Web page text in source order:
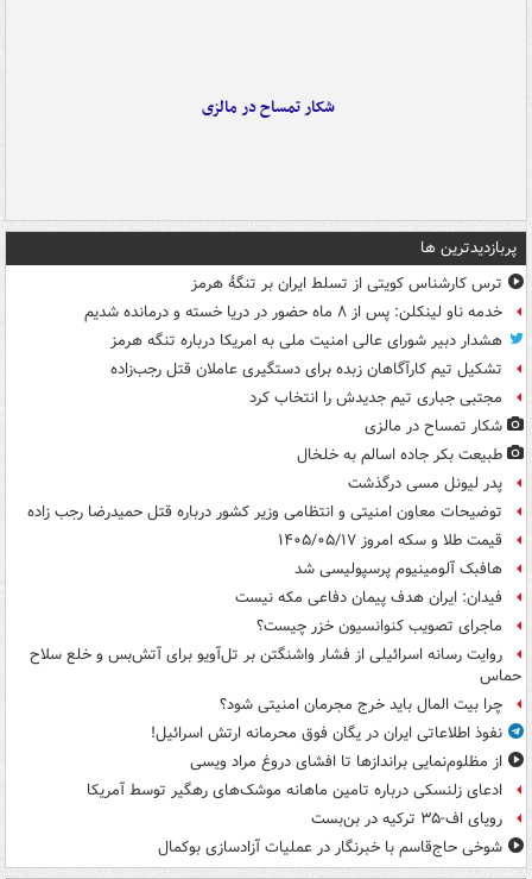
شکار تمساح در مالزی
پربازدیدترین ها
ترس کارشناس کویتی از تسلط ایران بر تنگۀ هرمز
خدمه ناو لینکلن: پس از ۸ ماه حضور در دریا خسته و درمانده‌ شدیم
هشدار دبیر شورای عالی امنیت ملی به امریکا درباره تنگه هرمز
تشکیل تیم کارآگاهان زبده برای دستگیری عاملان قتل رجب‌زاده
مجتبی جباری تیم جدیدش را انتخاب کرد
شکار تمساح در مالزی
طبیعت بکر جاده اسالم به خلخال
پدر لیونل مسی درگذشت
توضیحات معاون امنیتی و انتظامی وزیر کشور درباره قتل حمیدرضا رجب زاده
قیمت طلا و سکه امروز ۱۴۰۵/۰۵/۱۷
هافبک آلومینیوم پرسپولیسی شد
فیدان: ایران هدف پیمان دفاعی مکه نیست
ماجرای تصویب کنوانسیون خزر چیست؟
روایت رسانه اسرائیلی از فشار واشنگتن بر تل‌آویو برای آتش‌بس و خلع سلاح
حماس
چرا بیت المال باید خرج مجرمان امنیتی شود؟
نفوذ اطلاعاتی ایران در یگان فوق محرمانه ارتش اسرائیل!
از مظلوم‌نمایی براندازها تا افشای دروغ مراد ویسی
ادعای زلنسکی درباره تامین ماهانه موشک‌های رهگیر توسط آمریکا
رویای اف-۳۵ ترکیه در بن‌بست
شوخی حاج‌قاسم با خبرنگار در عملیات آزادسازی بوکمال